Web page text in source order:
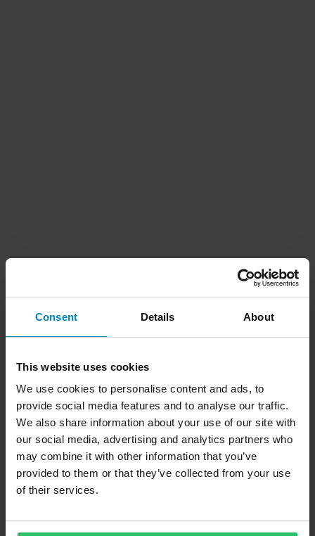
Consent Details About
This website uses cookies
We use cookies to personalise content and ads, to
provide social media features and to analyse our traffic.
We also share information about your use of our site with
our social media, advertising and analytics partners who
may combine it with other information that you’ve
provided to them or that they’ve collected from your use
of their services.